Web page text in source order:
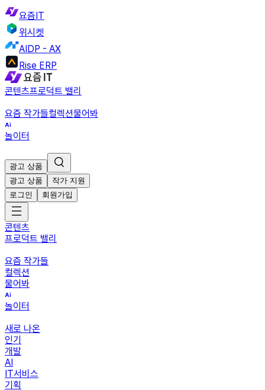
요즘IT
위시켓
AIDP - AX
Rise ERP
콘텐츠프로덕트 밸리
요즘 작가들컬렉션물어봐
놀이터
광고 상품
광고 상품
작가 지원
로그인
회원가입
콘텐츠
프로덕트 밸리
요즘 작가들
컬렉션
물어봐
놀이터
새로 나온
인기
개발
AI
IT서비스
기획